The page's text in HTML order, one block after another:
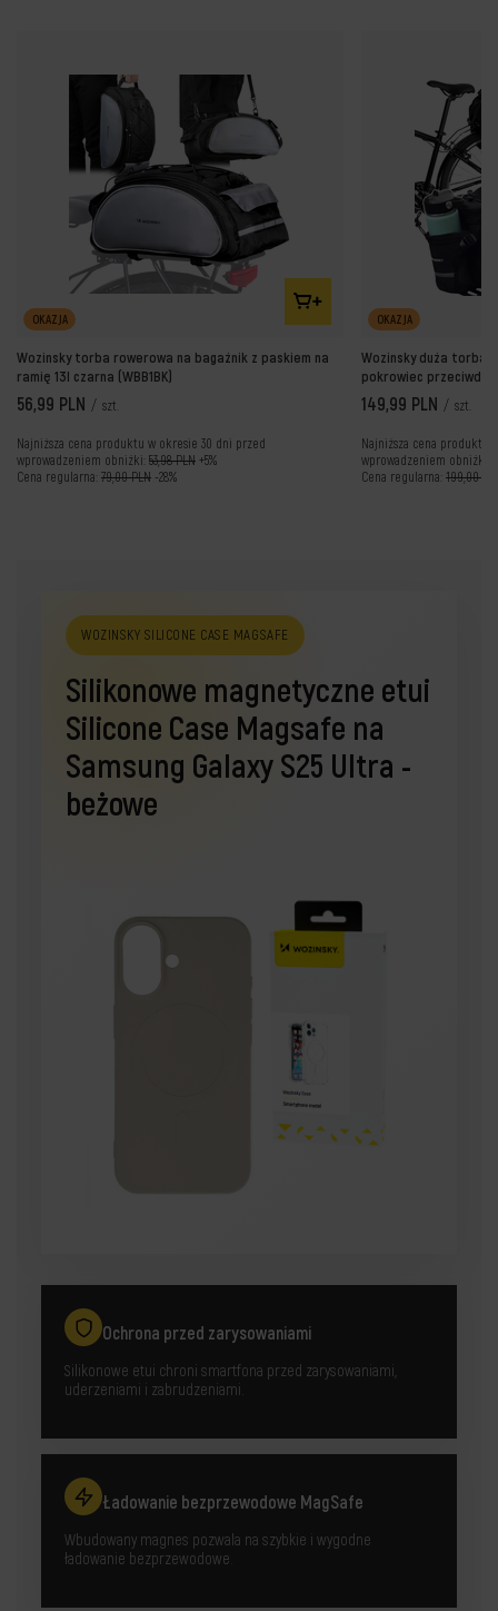
OKAZJA
Wozinsky torba rowerowa na bagażnik z paskiem na
ramię 13l czarna (WBB1BK)
56,99 PLN / szt.
Najniższa cena produktu w okresie 30 dni przed
wprowadzeniem obniżki: 53,98 PLN +5%
Cena regularna: 79,00 PLN -28%
OKAZJA
Wozinsky duża torba
pokrowiec
149,99 PLN / szt.
Najniższa cena produktu
wprowadzeniem obniżki:
Cena regularna: 199,00
WOZINSKY SILICONE CASE MAGSAFE
Silikonowe magnetyczne etui
Silicone Case Magsafe na
Samsung Galaxy S25 Ultra -
beżowe
Ochrona przed zarysowaniami
Silikonowe etui chroni smartfona przed zarysowaniami,
uderzeniami i zabrudzeniami.
Ładowanie bezprzewodowe MagSafe
Wbudowany magnes pozwala na szybkie i wygodne
ładowanie bezprzewodowe.